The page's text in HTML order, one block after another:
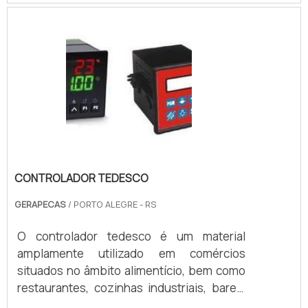
Fácil de limpar, com estrutura em aço inox,
proporciona durabilidade e resistência. O
Moedor de Carnes é um equipamento
versátil e indispensável para quem precisa
de agilidade, padronização e qualidade no
processamento de carnes em diferentes
CONTROLADOR TEDESCO
GERAPECAS / PORTO ALEGRE - RS
O controlador tedesco é um material
amplamente utilizado em comércios
situados no âmbito alimentício, bem como
restaurantes, cozinhas industriais, bares,